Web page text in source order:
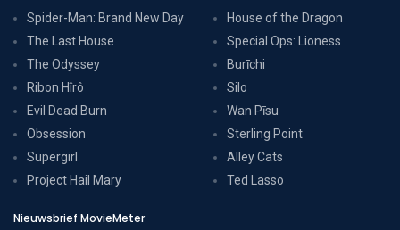
Spider-Man: Brand New Day
The Last House
The Odyssey
Ribon Hîrô
Evil Dead Burn
Obsession
Supergirl
Project Hail Mary
House of the Dragon
Special Ops: Lioness
Burīchi
Silo
Wan Pīsu
Sterling Point
Alley Cats
Ted Lasso
Nieuwsbrief MovieMeter